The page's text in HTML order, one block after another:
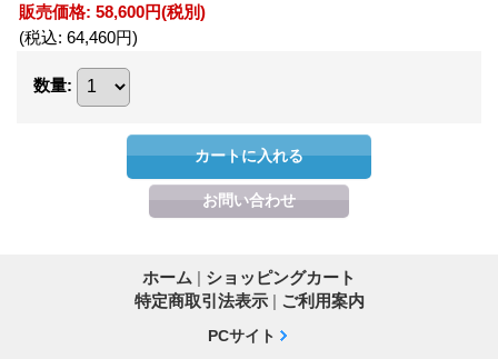
販売価格: 58,600円(税別)
(税込: 64,460円)
数量:
ホーム | ショッピングカート
特定商取引法表示 | ご利用案内
PCサイト